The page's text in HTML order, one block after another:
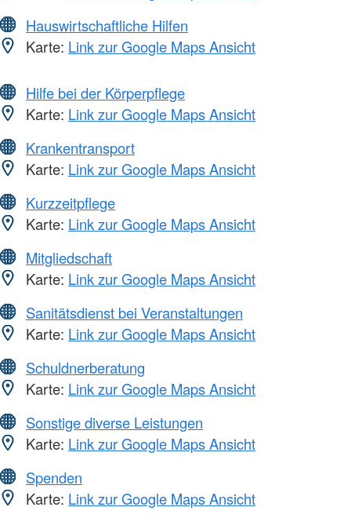
Hauswirtschaftliche Hilfen
Karte: Link zur Google Maps Ansicht
Hilfe bei der Körperpflege
Karte: Link zur Google Maps Ansicht
Krankentransport
Karte: Link zur Google Maps Ansicht
Kurzzeitpflege
Karte: Link zur Google Maps Ansicht
Mitgliedschaft
Karte: Link zur Google Maps Ansicht
Sanitätsdienst bei Veranstaltungen
Karte: Link zur Google Maps Ansicht
Schuldnerberatung
Karte: Link zur Google Maps Ansicht
Sonstige diverse Leistungen
Karte: Link zur Google Maps Ansicht
Spenden
Karte: Link zur Google Maps Ansicht